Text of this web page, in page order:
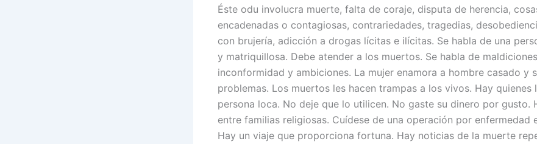
Éste odu involucra muerte, falta de coraje, disputa de herencia,
encadenadas o contagiosas, contrariedades, tragedias,
con brujería, adicción a drogas lícitas e ilícitas. Se habla de una
y matriquillosa. Debe atender a los muertos. Se habla de
inconformidad y ambiciones. La mujer enamora a hombre casado y
problemas. Los muertos les hacen trampas a los vivos. Hay quienes
persona loca. No deje que lo utilicen. No gaste su dinero por gusto.
entre familias religiosas. Cuídese de una operación por enfermedad
Hay un viaje que proporciona fortuna. Hay noticias de la muerte